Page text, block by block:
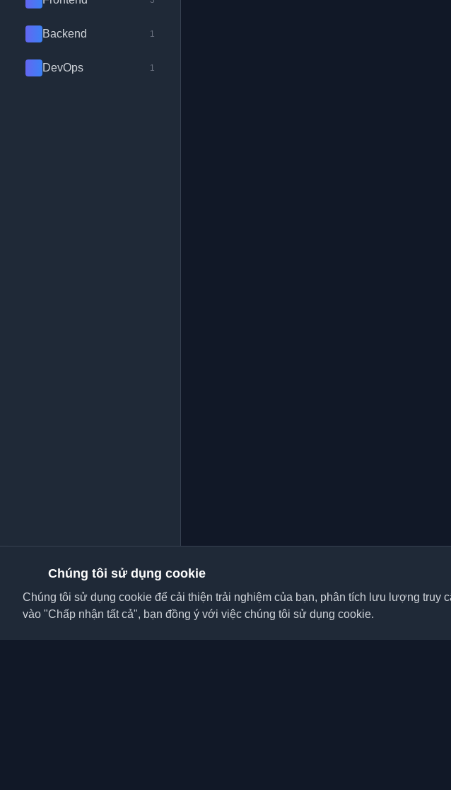
Backend 1
DevOps 1
Chúng tôi sử dụng cookie
Chúng tôi sử dụng cookie để cải thiện trải nghiệm của bạn, phân tích lưu lượng truy
vào "Chấp nhận tất cả", bạn đồng ý với việc chúng tôi sử dụng cookie.